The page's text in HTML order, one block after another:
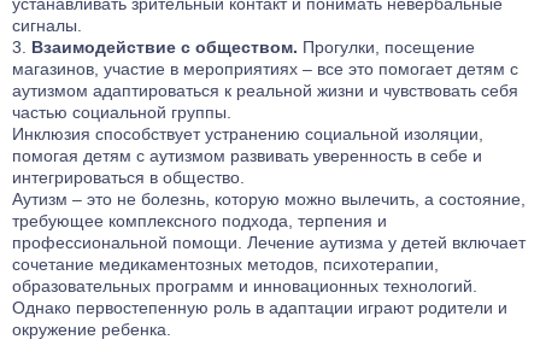
сигналы.
Взаимодействие с обществом. Прогулки, посещение
магазинов, участие в мероприятиях – все это помогает детям с
аутизмом адаптироваться к реальной жизни и чувствовать себя
частью социальной группы.
Инклюзия способствует устранению социальной изоляции,
помогая детям с аутизмом развивать уверенность в себе и
интегрироваться в общество.
Аутизм – это не болезнь, которую можно вылечить, а состояние,
требующее комплексного подхода, терпения и
профессиональной помощи. Лечение аутизма у детей включает
сочетание медикаментозных методов, психотерапии,
образовательных программ и инновационных технологий.
Однако первостепенную роль в адаптации играют родители и
окружение ребенка.